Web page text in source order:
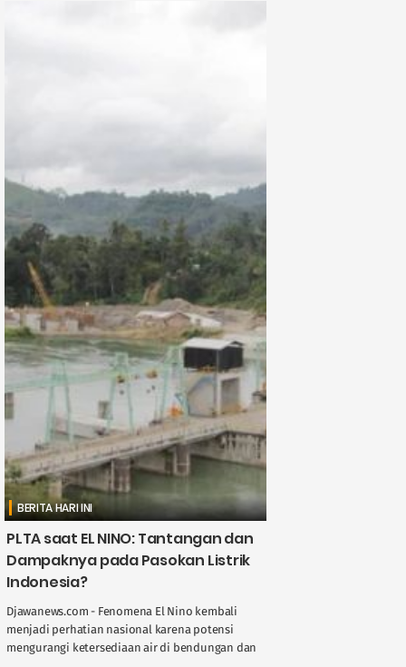
BERITA HARI INI
PLTA saat EL NINO: Tantangan dan
Dampaknya pada Pasokan Listrik
Indonesia?
Djawanews.com - Fenomena El Nino kembali
menjadi perhatian nasional karena potensi
mengurangi ketersediaan air di bendungan dan